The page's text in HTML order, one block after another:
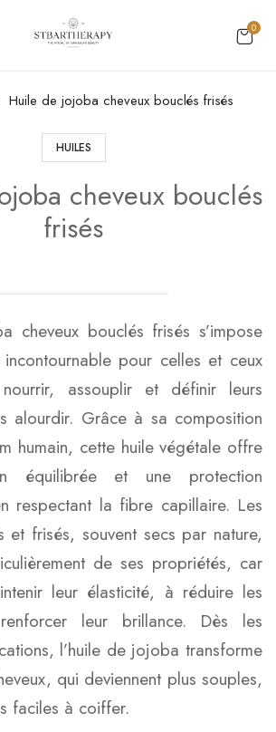
0
Huile de jojoba cheveux bouclés frisés
HUILES
cheveux bouclés
frisés
cheveux bouclés frisés s’impose
pour celles et ceux
assouplir et définir leurs
alourdir. Grâce à sa composition
humain, cette huile végétale offre
équilibrée et une protection
respectant la fibre capillaire. Les
et frisés, souvent secs par nature,
de ses propriétés, car
leur élasticité, à réduire les
leur brillance. Dès les
l’huile de jojoba transforme
qui deviennent plus souples,
faciles à coiffer.